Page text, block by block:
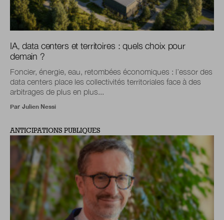
IA, data centers et territoires : quels choix pour
demain ?
Foncier, énergie, eau, retombées économiques : l’essor des
data centers place les collectivités territoriales face à des
arbitrages de plus en plus...
Par Julien Nessi
ANTICIPATIONS PUBLIQUES